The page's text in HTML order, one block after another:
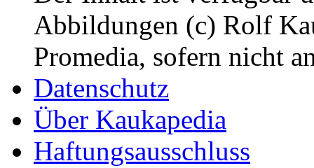
Abbildungen (c) Rolf
Promedia, sofern nicht
Datenschutz
Über Kaukapedia
Haftungsausschluss